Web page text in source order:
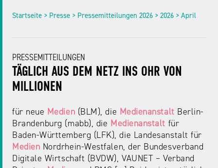
Startseite > Presse > Pressemitteilungen 2026 > 2026 > April
PRESSEMITTEILUNGEN
TÄGLICH AUS DEM NETZ INS OHR VON
MILLIONEN
für neue Medien (BLM), die Medienanstalt Berlin-
Brandenburg (mabb), die Medienanstalt für
Baden-Württemberg (LFK), die Landesanstalt für
Medien Nordrhein-Westfalen, der Bundesverband
Digitale Wirtschaft (BVDW), VAUNET – Verband